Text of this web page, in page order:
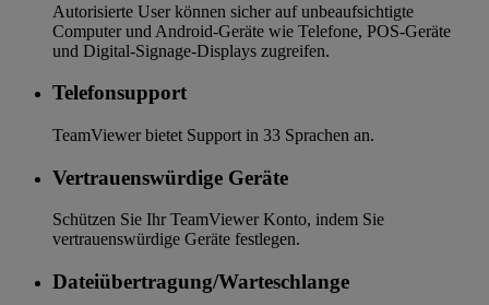
Autorisierte User können sicher auf unbeaufsichtigte
Computer und Android-Geräte wie Telefone, POS-Geräte
und Digital-Signage-Displays zugreifen.
Telefonsupport
TeamViewer bietet Support in 33 Sprachen an.
Vertrauenswürdige Geräte
Schützen Sie Ihr TeamViewer Konto, indem Sie
vertrauenswürdige Geräte festlegen.
Dateiübertragung/Warteschlange